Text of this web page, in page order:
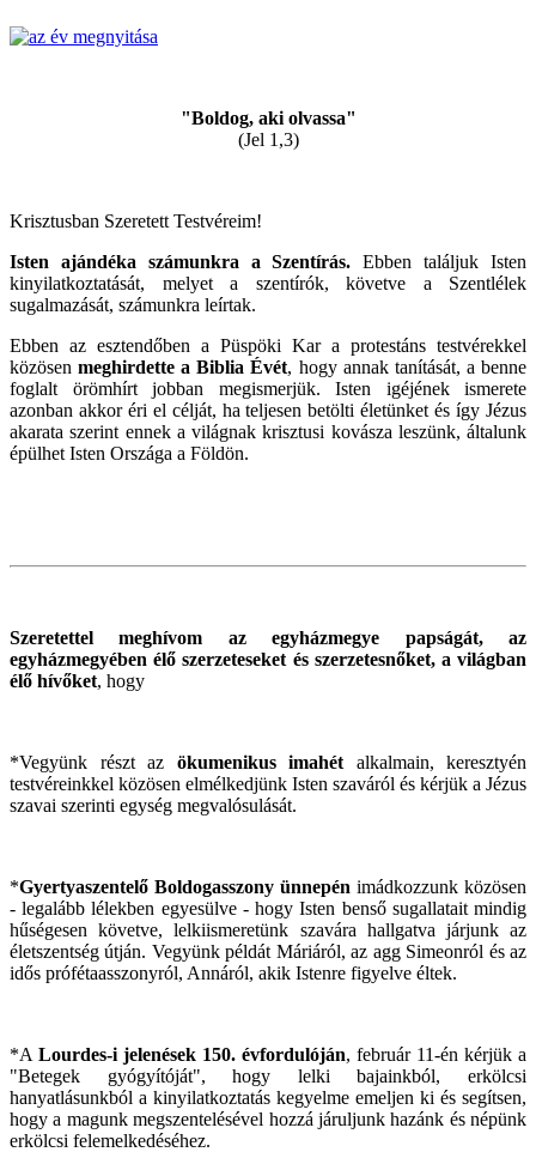
"Boldog, aki olvassa"
(Jel 1,3)
Krisztusban Szeretett Testvéreim!
Isten ajándéka számunkra a Szentírás. Ebben találjuk Isten
kinyilatkoztatását, melyet a szentírók, követve a Szentlélek
sugalmazását, számunkra leírtak.
Ebben az esztendőben a Püspöki Kar a protestáns testvérekkel
közösenmeghirdette a Biblia Évét, hogy annak tanítását, a benne
foglalt örömhírt jobban megismerjük. Isten igéjének ismerete
azonban akkor éri el célját, ha teljesen betölti életünket és így Jézus
akarata szerint ennek a világnak krisztusi kovásza leszünk, általunk
épülhet Isten Országa a Földön.
Szeretettel meghívom az egyházmegye papságát, az
egyházmegyében élő szerzeteseket és szerzetesnőket, a világban
élő hívőket, hogy
*Vegyünk részt az ökumenikus imahét alkalmain, keresztyén
testvéreinkkel közösen elmélkedjünk Isten szaváról és kérjük a Jézus
szavai szerinti egység megvalósulását.
*Gyertyaszentelő Boldogasszony ünnepén imádkozzunk közösen
- legalább lélekben egyesülve - hogy Isten benső sugallatait mindig
hűségesen követve, lelkiismeretünk szavára hallgatva járjunk az
életszentség útján. Vegyünk példát Máriáról, az agg Simeonról és az
idős prófétaasszonyról, Annáról, akik Istenre figyelve éltek.
*A Lourdes-i jelenések 150. évfordulóján, február 11-én kérjük a
"Betegek gyógyítóját", hogy lelki bajainkból, erkölcsi
hanyatlásunkból a kinyilatkoztatás kegyelme emeljen ki és segítsen,
hogy a magunk megszentelésével hozzá járuljunk hazánk és népünk
erkölcsi felemelkedéséhez.